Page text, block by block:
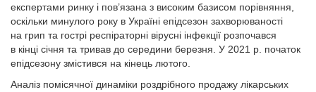
експертами ринку і пов’язана з високим базисом порівняння,
оскільки минулого року в Україні епідсезон захворюваності
на грип та гострі респіраторні вірусні інфекції розпочався
в кінці січня та тривав до середини березня. У 2021 р. початок
епідсезону змістився на кінець лютого.
Аналіз помісячної динаміки роздрібного продажу лікарських